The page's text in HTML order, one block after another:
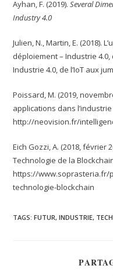
Ayhan, F. (2019).Several
Industry 4.0
Julien, N., Martin, E. (2018).
déploiement – Industrie 4.0,
Industrie 4.0, de l’IoT aux
Poissard, M. (2019,
applications dans l’industrie
http://neovision.fr/
Eich Gozzi, A. (2018, février
Technologie de la
https://www.soprasteria.fr/
technologie-blockchain
TAGS:FUTUR, INDUSTRIE, TECH